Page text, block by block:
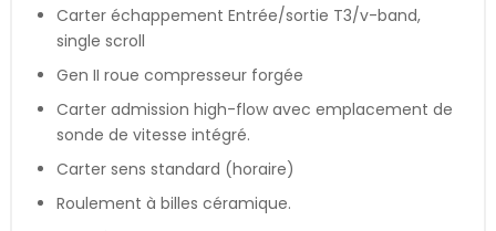
Carter échappement Entrée/sortie T3/v-band,
single scroll
Gen II roue compresseur forgée
Carter admission high-flow avec emplacement de
sonde de vitesse intégré.
Carter sens standard (horaire)
Roulement à billes céramique.